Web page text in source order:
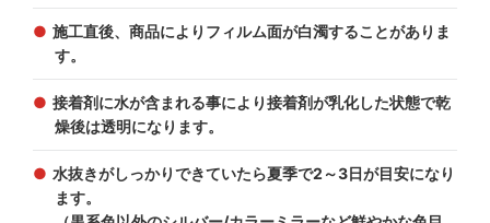
施工直後、商品によりフィルム面が白濁することがありま
す。
接着剤に水が含まれる事により接着剤が乳化した状態で乾
燥後は透明になります。
水抜きがしっかりできていたら夏季で2～3日が目安になり
ます。